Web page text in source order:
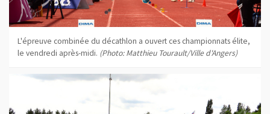
L'épreuve combinée du décathlon a ouvert ces championnats élite,
le vendredi après-midi. (Photo: Matthieu Tourault/Ville d'Angers)